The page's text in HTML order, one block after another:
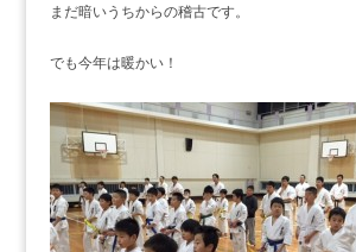
まだ暗いうちからの稽古です。
でも今年は暖かい！